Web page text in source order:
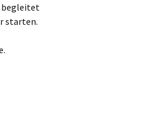
begleitet
starten.